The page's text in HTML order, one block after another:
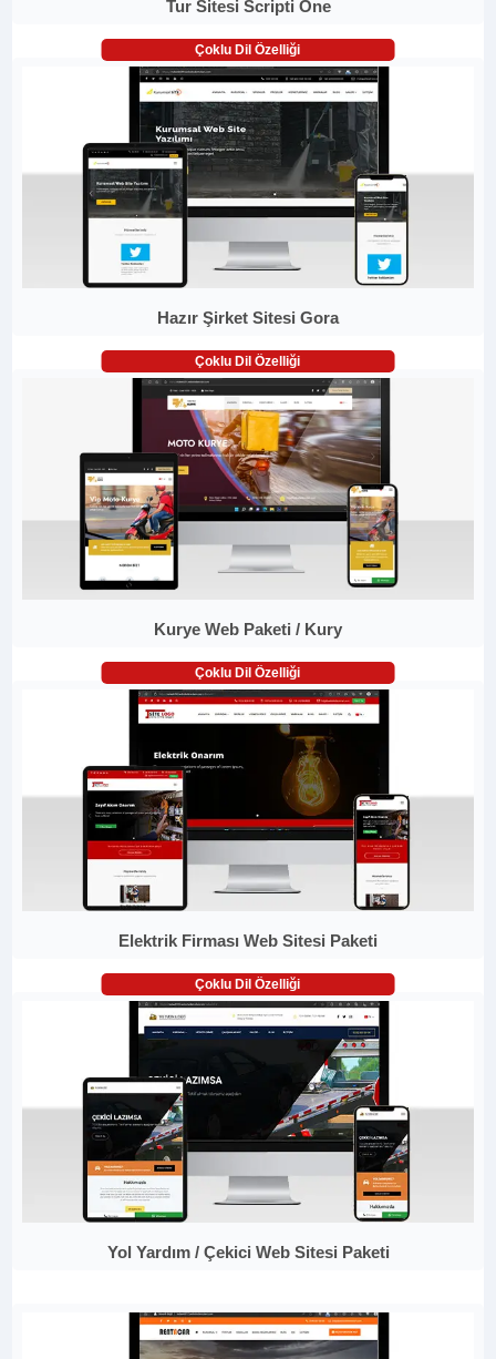
Tur Sitesi Scripti One
Çoklu Dil Özelliği
Hazır Şirket Sitesi Gora
Çoklu Dil Özelliği
Kurye Web Paketi / Kury
Çoklu Dil Özelliği
Elektrik Firması Web Sitesi Paketi
Çoklu Dil Özelliği
Yol Yardım / Çekici Web Sitesi Paketi